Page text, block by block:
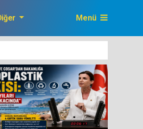
Menü